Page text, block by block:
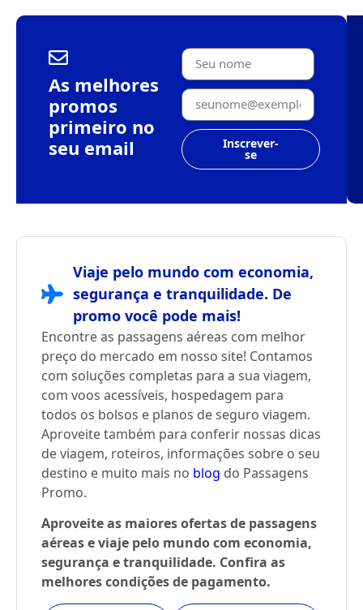
As melhores
promos
primeiro no
seu email
Inscrever-
se
Viaje pelo mundo com economia,
segurança e tranquilidade. De
promo você pode mais!
Encontre as passagens aéreas com melhor
preço do mercado em nosso site! Contamos
com soluções completas para a sua viagem,
com voos acessíveis, hospedagem para
todos os bolsos e planos de seguro viagem.
Aproveite também para conferir nossas dicas
de viagem, roteiros, informações sobre o seu
destino e muito mais no blog do Passagens
Promo.
Aproveite as maiores ofertas de passagens
aéreas e viaje pelo mundo com economia,
segurança e tranquilidade. Confira as
melhores condições de pagamento.